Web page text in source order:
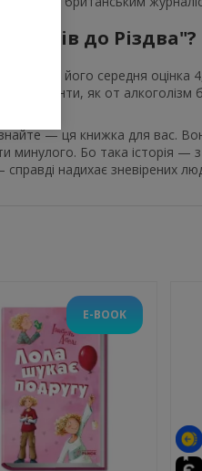
днів до Різдва"?
Amazon його середня оцінка
елементи, як от алкоголізм
— ця книжка для вас.
минулого. Бо така історія —
надихає зневірених
E-BOOK